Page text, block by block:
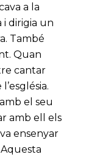
a la
i dirigia un
També
Quan
cantar
el seu
amb ell els
ensenyar